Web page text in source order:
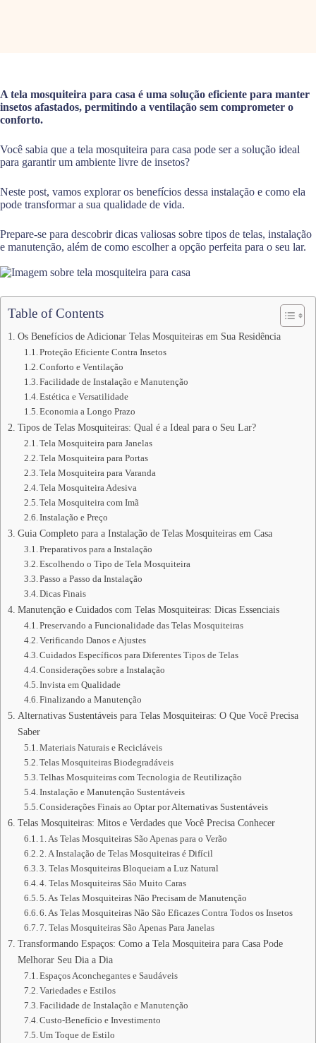
A tela mosquiteira para casa é uma solução eficiente para manter
insetos afastados, permitindo a ventilação sem comprometer o
conforto.
Você sabia que a tela mosquiteira para casa pode ser a solução ideal
para garantir um ambiente livre de insetos?
Neste post, vamos explorar os benefícios dessa instalação e como ela
pode transformar a sua qualidade de vida.
Prepare-se para descobrir dicas valiosas sobre tipos de telas, instalação
e manutenção, além de como escolher a opção perfeita para o seu lar.
Table of Contents
Os Benefícios de Adicionar Telas Mosquiteiras em Sua Residência
Proteção Eficiente Contra Insetos
Conforto e Ventilação
Facilidade de Instalação e Manutenção
Estética e Versatilidade
Economia a Longo Prazo
Tipos de Telas Mosquiteiras: Qual é a Ideal para o Seu Lar?
Tela Mosquiteira para Janelas
Tela Mosquiteira para Portas
Tela Mosquiteira para Varanda
Tela Mosquiteira Adesiva
Tela Mosquiteira com Imã
Instalação e Preço
Guia Completo para a Instalação de Telas Mosquiteiras em Casa
Preparativos para a Instalação
Escolhendo o Tipo de Tela Mosquiteira
Passo a Passo da Instalação
Dicas Finais
Manutenção e Cuidados com Telas Mosquiteiras: Dicas Essenciais
Preservando a Funcionalidade das Telas Mosquiteiras
Verificando Danos e Ajustes
Cuidados Específicos para Diferentes Tipos de Telas
Considerações sobre a Instalação
Invista em Qualidade
Finalizando a Manutenção
Alternativas Sustentáveis para Telas Mosquiteiras: O Que Você Precisa
Saber
Materiais Naturais e Recicláveis
Telas Mosquiteiras Biodegradáveis
Telhas Mosquiteiras com Tecnologia de Reutilização
Instalação e Manutenção Sustentáveis
Considerações Finais ao Optar por Alternativas Sustentáveis
Telas Mosquiteiras: Mitos e Verdades que Você Precisa Conhecer
1. As Telas Mosquiteiras São Apenas para o Verão
2. A Instalação de Telas Mosquiteiras é Difícil
3. Telas Mosquiteiras Bloqueiam a Luz Natural
4. Telas Mosquiteiras São Muito Caras
5. As Telas Mosquiteiras Não Precisam de Manutenção
6. As Telas Mosquiteiras Não São Eficazes Contra Todos os Insetos
7. Telas Mosquiteiras São Apenas Para Janelas
Transformando Espaços: Como a Tela Mosquiteira para Casa Pode
Melhorar Seu Dia a Dia
Espaços Aconchegantes e Saudáveis
Variedades e Estilos
Facilidade de Instalação e Manutenção
Custo-Benefício e Investimento
Um Toque de Estilo